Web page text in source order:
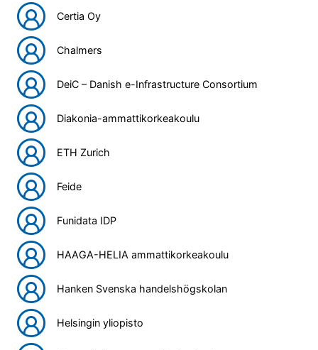
Certia Oy
Chalmers
DeiC – Danish e-Infrastructure Consortium
Diakonia-ammattikorkeakoulu
ETH Zurich
Feide
Funidata IDP
HAAGA-HELIA ammattikorkeakoulu
Hanken Svenska handelshögskolan
Helsingin yliopisto